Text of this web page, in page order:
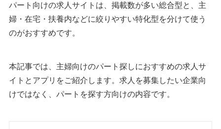
パート向けの求人サイトは、掲載数が多い総合型と、主
婦・在宅・扶養内などに絞りやすい特化型を分けて使う
のがおすすめです。
本記事では、主婦向けのパート探しにおすすめの求人サ
イトとアプリをご紹介します。求人を募集したい企業向
けではなく、パートを探す方向けの内容です。